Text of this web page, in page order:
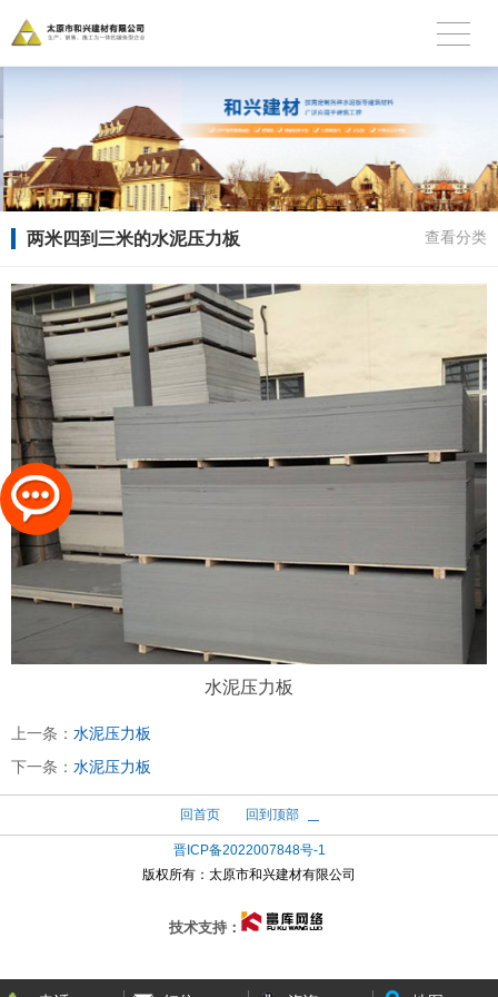
两米四到三米的水泥压力板 查看分类
水泥压力板
上一条： 水泥压力板
下一条： 水泥压力板
回首页 回到顶部
晋ICP备2022007848号-1
版权所有： 太原市和兴建材有限公司
技术支持：